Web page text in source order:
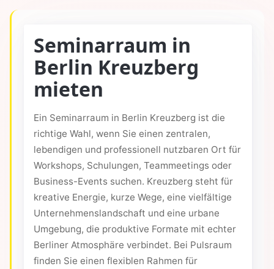
Seminarraum in
Berlin Kreuzberg
mieten
Ein Seminarraum in Berlin Kreuzberg ist die
richtige Wahl, wenn Sie einen zentralen,
lebendigen und professionell nutzbaren Ort für
Workshops, Schulungen, Teammeetings oder
Business-Events suchen. Kreuzberg steht für
kreative Energie, kurze Wege, eine vielfältige
Unternehmenslandschaft und eine urbane
Umgebung, die produktive Formate mit echter
Berliner Atmosphäre verbindet. Bei Pulsraum
finden Sie einen flexiblen Rahmen für